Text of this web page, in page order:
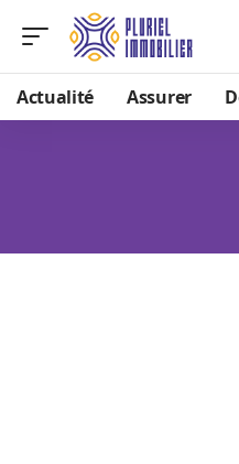
Actualité Assurer